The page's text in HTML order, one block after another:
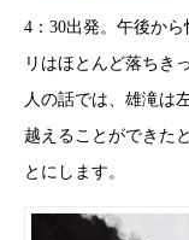
4：30出発。午後か
リはほとんど落ちき
人の話では、雄滝は
越えることができた
とにします。